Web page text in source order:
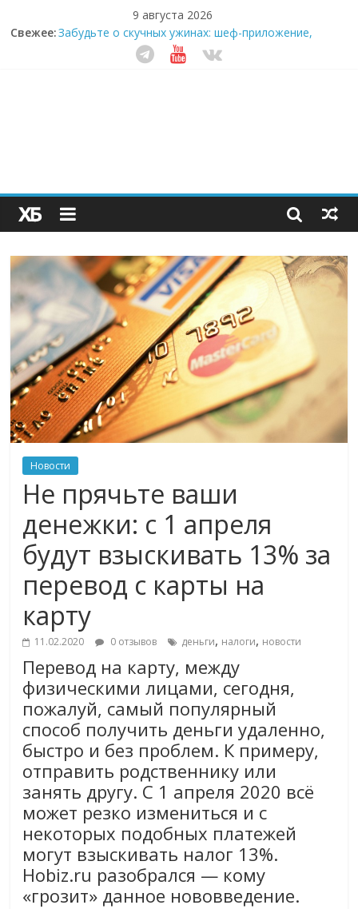
9 августа 2026
Свежее:Забудьте о скучных ужинах: шеф-приложение,
которое видит вашу еду насквозь
Небо зовёт: как бизнес на полётах дронов и
Секрет супергидратации: почему кокосовая вода с
пребиотиками становится главным трендом
здорового питания
Новости
Не прячьте ваши
денежки: с 1 апреля
будут взыскивать 13% за
перевод с карты на
карту
11.02.2020 0 отзывов деньги, налоги, новости
Перевод на карту, между
физическими лицами, сегодня,
пожалуй, самый популярный
способ получить деньги удаленно,
быстро и без проблем. К примеру,
отправить родственнику или
занять другу. С 1 апреля 2020 всё
может резко измениться и с
некоторых подобных платежей
могут взыскивать налог 13%.
Hobiz.ru разобрался — кому
«грозит» данное нововведение.